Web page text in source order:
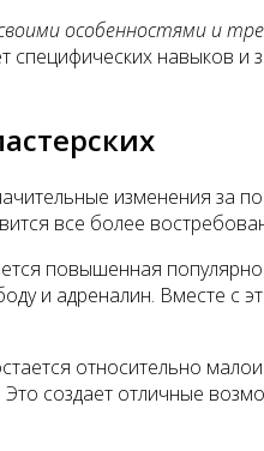
особенностями и
специфических навыков
изменения за
все более
повышенная
и адреналин. Вместе с
относительно
создает отличные